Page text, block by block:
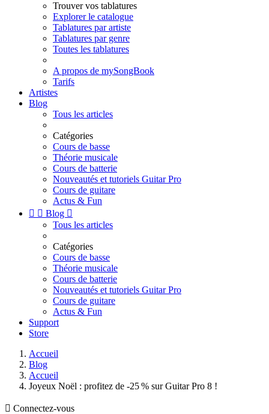
Trouver vos tablatures
Explorer le catalogue
Tablatures par artiste
Tablatures par genre
Toutes les tablatures
A propos de mySongBook
Tarifs
Artistes
Blog
Tous les articles
Catégories
Cours de basse
Théorie musicale
Cours de batterie
Nouveautés et tutoriels Guitar Pro
Cours de guitare
Actus & Fun
  Blog 
Tous les articles
Catégories
Cours de basse
Théorie musicale
Cours de batterie
Nouveautés et tutoriels Guitar Pro
Cours de guitare
Actus & Fun
Support
Store
Accueil
Blog
Accueil
Joyeux Noël : profitez de -25 % sur Guitar Pro 8 !
 Connectez-vous